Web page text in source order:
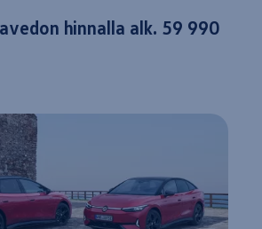
hinnalla alk. 59 990